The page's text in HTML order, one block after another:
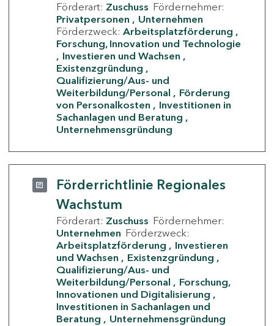
Förderart: Zuschuss Fördernehmer:
Privatpersonen
Unternehmen
Förderzweck: Arbeitsplatzförderung
Forschung, Innovation und Technologie
Investieren und Wachsen
Existenzgründung
Qualifizierung/Aus- und
Weiterbildung/Personal
Förderung
von Personalkosten
Investitionen in
Sachanlagen und Beratung
Unternehmensgründung
Förderrichtlinie Regionales
Wachstum
Förderart: Zuschuss Fördernehmer:
Unternehmen Förderzweck:
Arbeitsplatzförderung
Investieren
und Wachsen
Existenzgründung
Qualifizierung/Aus- und
Weiterbildung/Personal
Forschung,
Innovationen und Digitalisierung
Investitionen in Sachanlagen und
Beratung
Unternehmensgründung